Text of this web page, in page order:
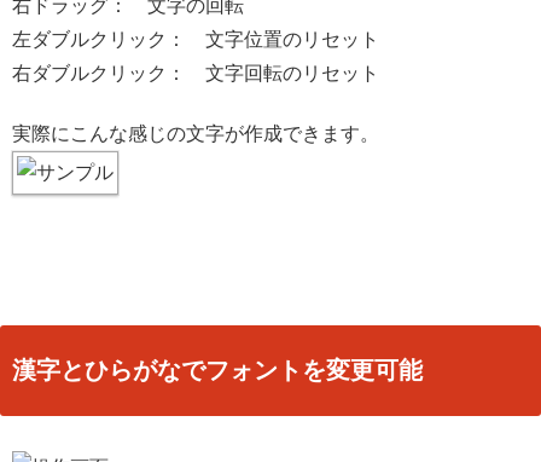
右ドラッグ： 文字の回転
左ダブルクリック： 文字位置のリセット
右ダブルクリック： 文字回転のリセット
実際にこんな感じの文字が作成できます。
漢字とひらがなでフォントを変更可能